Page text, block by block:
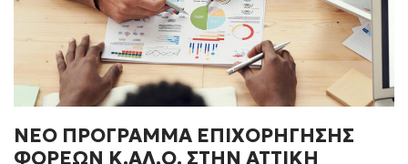
ΝΕΟ ΠΡΟΓΡΑΜΜΑ ΕΠΙΧΟΡΗΓΗΣΗΣ
ΦΟΡΕΩΝ Κ.ΑΛ.Ο. ΣΤΗΝ ΑΤΤΙΚΗ